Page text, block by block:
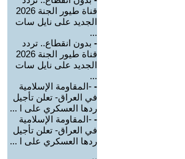
قناة طيور الجنة 2026
الجديد على نايل سات
...
- بدون انقطاع.. تردد
قناة طيور الجنة 2026
الجديد على نايل سات
...
- -المقاومة الإسلامية
في العراق- تعلن تأجيل
ردها العسكري على ا ...
- -المقاومة الإسلامية
في العراق- تعلن تأجيل
ردها العسكري على ا ...